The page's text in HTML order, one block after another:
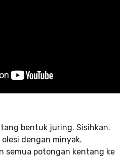
bentuk juring. Sisihkan.
dengan minyak.
semua potongan kentang ke